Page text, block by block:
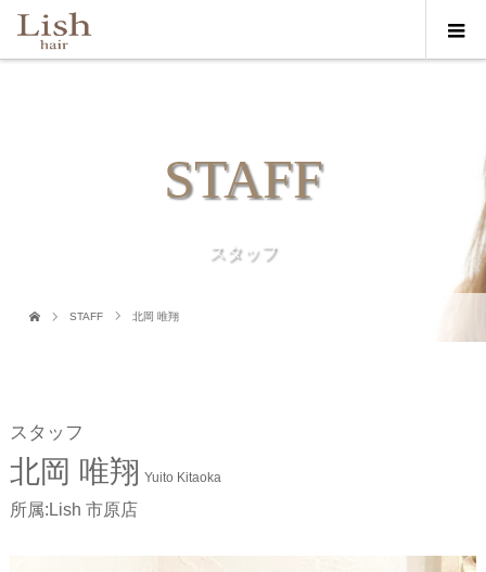
STAFF
スタッフ
STAFF 北岡 唯翔
スタッフ
北岡 唯翔 Yuito Kitaoka
所属:Lish 市原店